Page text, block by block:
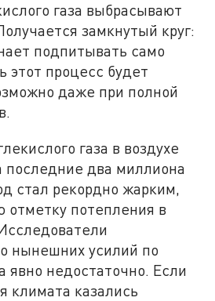
газа выбрасывают
замкнутый круг:
подпитывать само
этот процесс будет
даже при полной
газа в воздухе
последние два миллиона
стал рекордно жарким,
отметку потепления в
нынешних усилий по
явно недостаточно. Если
климата казались